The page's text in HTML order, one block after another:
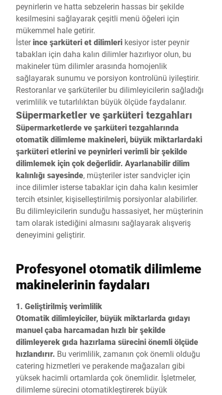
peynirlerin ve hatta sebzelerin hassas bir şekilde
kesilmesini sağlayarak çeşitli menü öğeleri için
mükemmel hale getirir.
İsterince şarküteri et dilimleri kesiyor ister peynir
tabakları için daha kalın dilimler hazırlıyor olun, bu
makineler tüm dilimler arasında homojenlik
sağlayarak sunumu ve porsiyon kontrolünü iyileştirir.
Restoranlar ve şarküteriler bu dilimleyicilerin sağladığı
verimlilik ve tutarlılıktan büyük ölçüde faydalanır.
Süpermarketler ve şarküteri tezgahları
Süpermarketlerde ve şarküteri tezgahlarında
otomatik dilimleme makineleri, büyük miktarlardaki
şarküteri etlerini ve peynirleri verimli bir şekilde
dilimlemek için çok değerlidir. Ayarlanabilir dilim
kalınlığı sayesinde, müşteriler ister sandviçler için
ince dilimler isterse tabaklar için daha kalın kesimler
tercih etsinler, kişiselleştirilmiş porsiyonlar alabilirler.
Bu dilimleyicilerin sunduğu hassasiyet, her müşterinin
tam olarak istediğini almasını sağlayarak alışveriş
deneyimini geliştirir.
Profesyonel otomatik dilimleme
makinelerinin faydaları
1. Geliştirilmiş verimlilik
Otomatik dilimleyiciler, büyük miktarlarda gıdayı
manuel çaba harcamadan hızlı bir şekilde
dilimleyerek gıda hazırlama sürecini önemli ölçüde
hızlandırır. Bu verimlilik, zamanın çok önemli olduğu
catering hizmetleri ve perakende mağazaları gibi
yüksek hacimli ortamlarda çok önemlidir. İşletmeler,
dilimleme sürecini otomatikleştirerek büyük